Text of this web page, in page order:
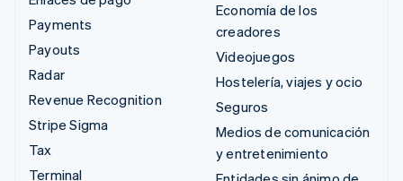
Payments
Payouts
Radar
Revenue Recognition
Stripe Sigma
Tax
Terminal
Economía de los
creadores
Videojuegos
Hostelería, viajes y ocio
Seguros
Medios de comunicación
y entretenimiento